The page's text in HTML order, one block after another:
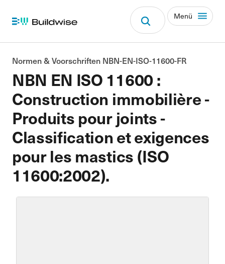
Menü
NBN EN ISO 11600 :
Construction immobilière -
Produits pour joints -
Classification et exigences
pour les mastics (ISO
11600:2002).
Normen & Voorschriften NBN-EN-ISO-11600-FR